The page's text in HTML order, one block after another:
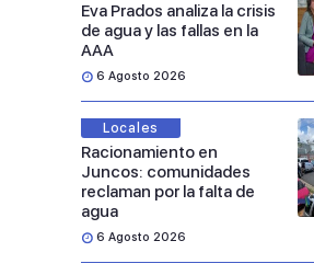
Eva Prados analiza la crisis
de agua y las fallas en la
AAA
6 Agosto 2026
Locales
Racionamiento en
Juncos: comunidades
reclaman por la falta de
agua
6 Agosto 2026